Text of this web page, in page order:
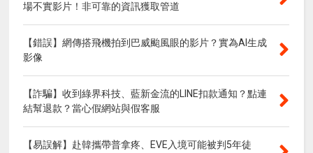
場不實影片！非可靠的資訊獲取管道
【錯誤】網傳搭飛機拍到巴威颱風眼的影片？實為AI生成
影像
【詐騙】收到綠界科技、藍新金流的LINE扣款通知？點連
結幫退款？當心假網站與假客服
【易誤解】赴韓攜帶普拿疼、EVE入境可能被判5年徒